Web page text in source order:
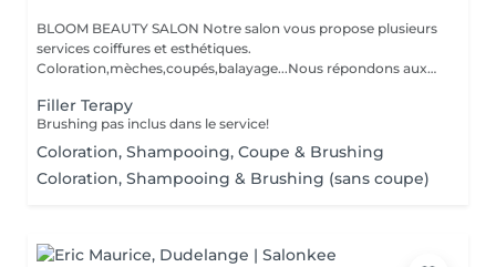
BLOOM BEAUTY SALON Notre salon vous propose plusieurs
services coiffures et esthétiques.
Coloration,mèches,coupés,balayage...Nous répondons aux
Filler Terapy
Brushing pas inclus dans le service!
Coloration, Shampooing, Coupe & Brushing
Coloration, Shampooing & Brushing (sans coupe)